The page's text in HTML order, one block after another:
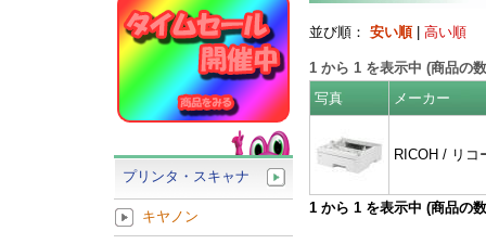
並び順： 安い順| 高い順
1 から 1 を表示中 (商品の
写真
メーカー
RICOH / リコ
1 から 1 を表示中 (商品の
プリンタ・スキャナ
キヤノン